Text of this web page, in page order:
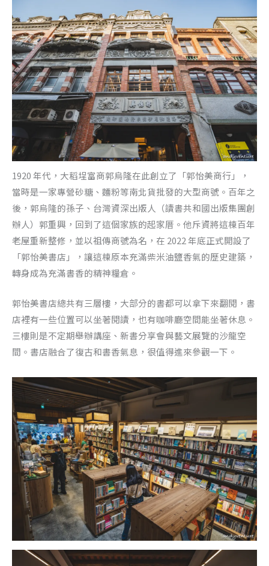
1920 年代，大稻埕富商郭烏隆在此創立了「郭怡美商行」，
當時是一家專營砂糖、麵粉等南北貨批發的大型商號。百年之
後，郭烏隆的孫子、台灣資深出版人（讀書共和國出版集團創
辦人）郭重興，回到了這個家族的起家厝。他斥資將這棟百年
老屋重新整修，並以祖傳商號為名，在 2022 年底正式開設了
「郭怡美書店」，讓這棟原本充滿柴米油鹽香氣的歷史建築，
轉身成為充滿書香的精神糧倉。
郭怡美書店總共有三層樓，大部分的書都可以拿下來翻閱，書
店裡有一些位置可以坐著閱讀，也有咖啡廳空間能坐著休息。
三樓則是不定期舉辦講座、新書分享會與藝文展覽的沙龍空
間。書店融合了復古和書香氣息，很值得進來參觀一下。